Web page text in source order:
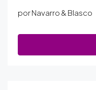
por Navarro & Blasco